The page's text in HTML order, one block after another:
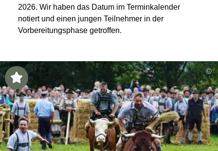
2026. Wir haben das Datum im Terminkalender
notiert und einen jungen Teilnehmer in der
Vorbereitungsphase getroffen.
Highlight ©